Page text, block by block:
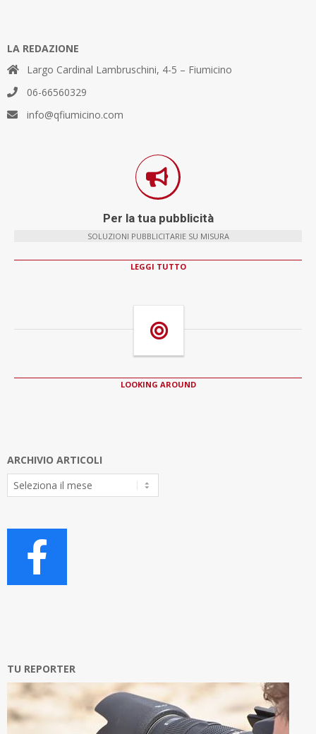
LA REDAZIONE
Largo Cardinal Lambruschini, 4-5 – Fiumicino
06-66560329
info@qfiumicino.com
Per la tua pubblicità
SOLUZIONI PUBBLICITARIE SU MISURA
LEGGI TUTTO
LOOKING AROUND
ARCHIVIO ARTICOLI
Archivio
Articoli
TU REPORTER